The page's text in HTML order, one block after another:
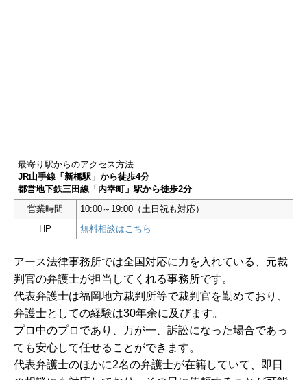
最寄り駅からのアクセス方法
JR山手線「新橋駅」から徒歩4分
都営地下鉄三田線「内幸町」駅から徒歩2分
営業時間
10:00～19:00（土日祝も対応）
HP
無料相談はこちら
アース法律事務所では全国対応に力を入れている、元裁
判官の弁護士が担当してくれる事務所です。
代表弁護士は福岡地方裁判所等で裁判官を勤めており、
弁護士としての経験は30年余に及びます。
プロ中のプロであり、万が一、訴訟になった場合であっ
ても安心して任せることができます。
代表弁護士のほかに2名の弁護士が在籍していて、即日